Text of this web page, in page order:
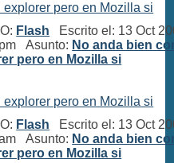
explorer pero en Mozilla si
Flash Escrito el: 13 Oct
Asunto: No anda bien
pero en Mozilla si
explorer pero en Mozilla si
Flash Escrito el: 13 Oct
Asunto: No anda bien
pero en Mozilla si